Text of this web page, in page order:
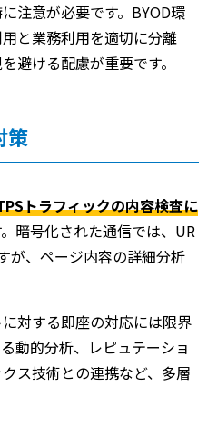
注意が必要です。BYOD環
と業務利用を適切に分離
避ける配慮が重要です。
策
トラフィックの内容検査に
暗号化された通信では、UR
が、ページ内容の詳細分析
対する即座の対応には限界
動的分析、レピュテーショ
ス技術との連携など、多層